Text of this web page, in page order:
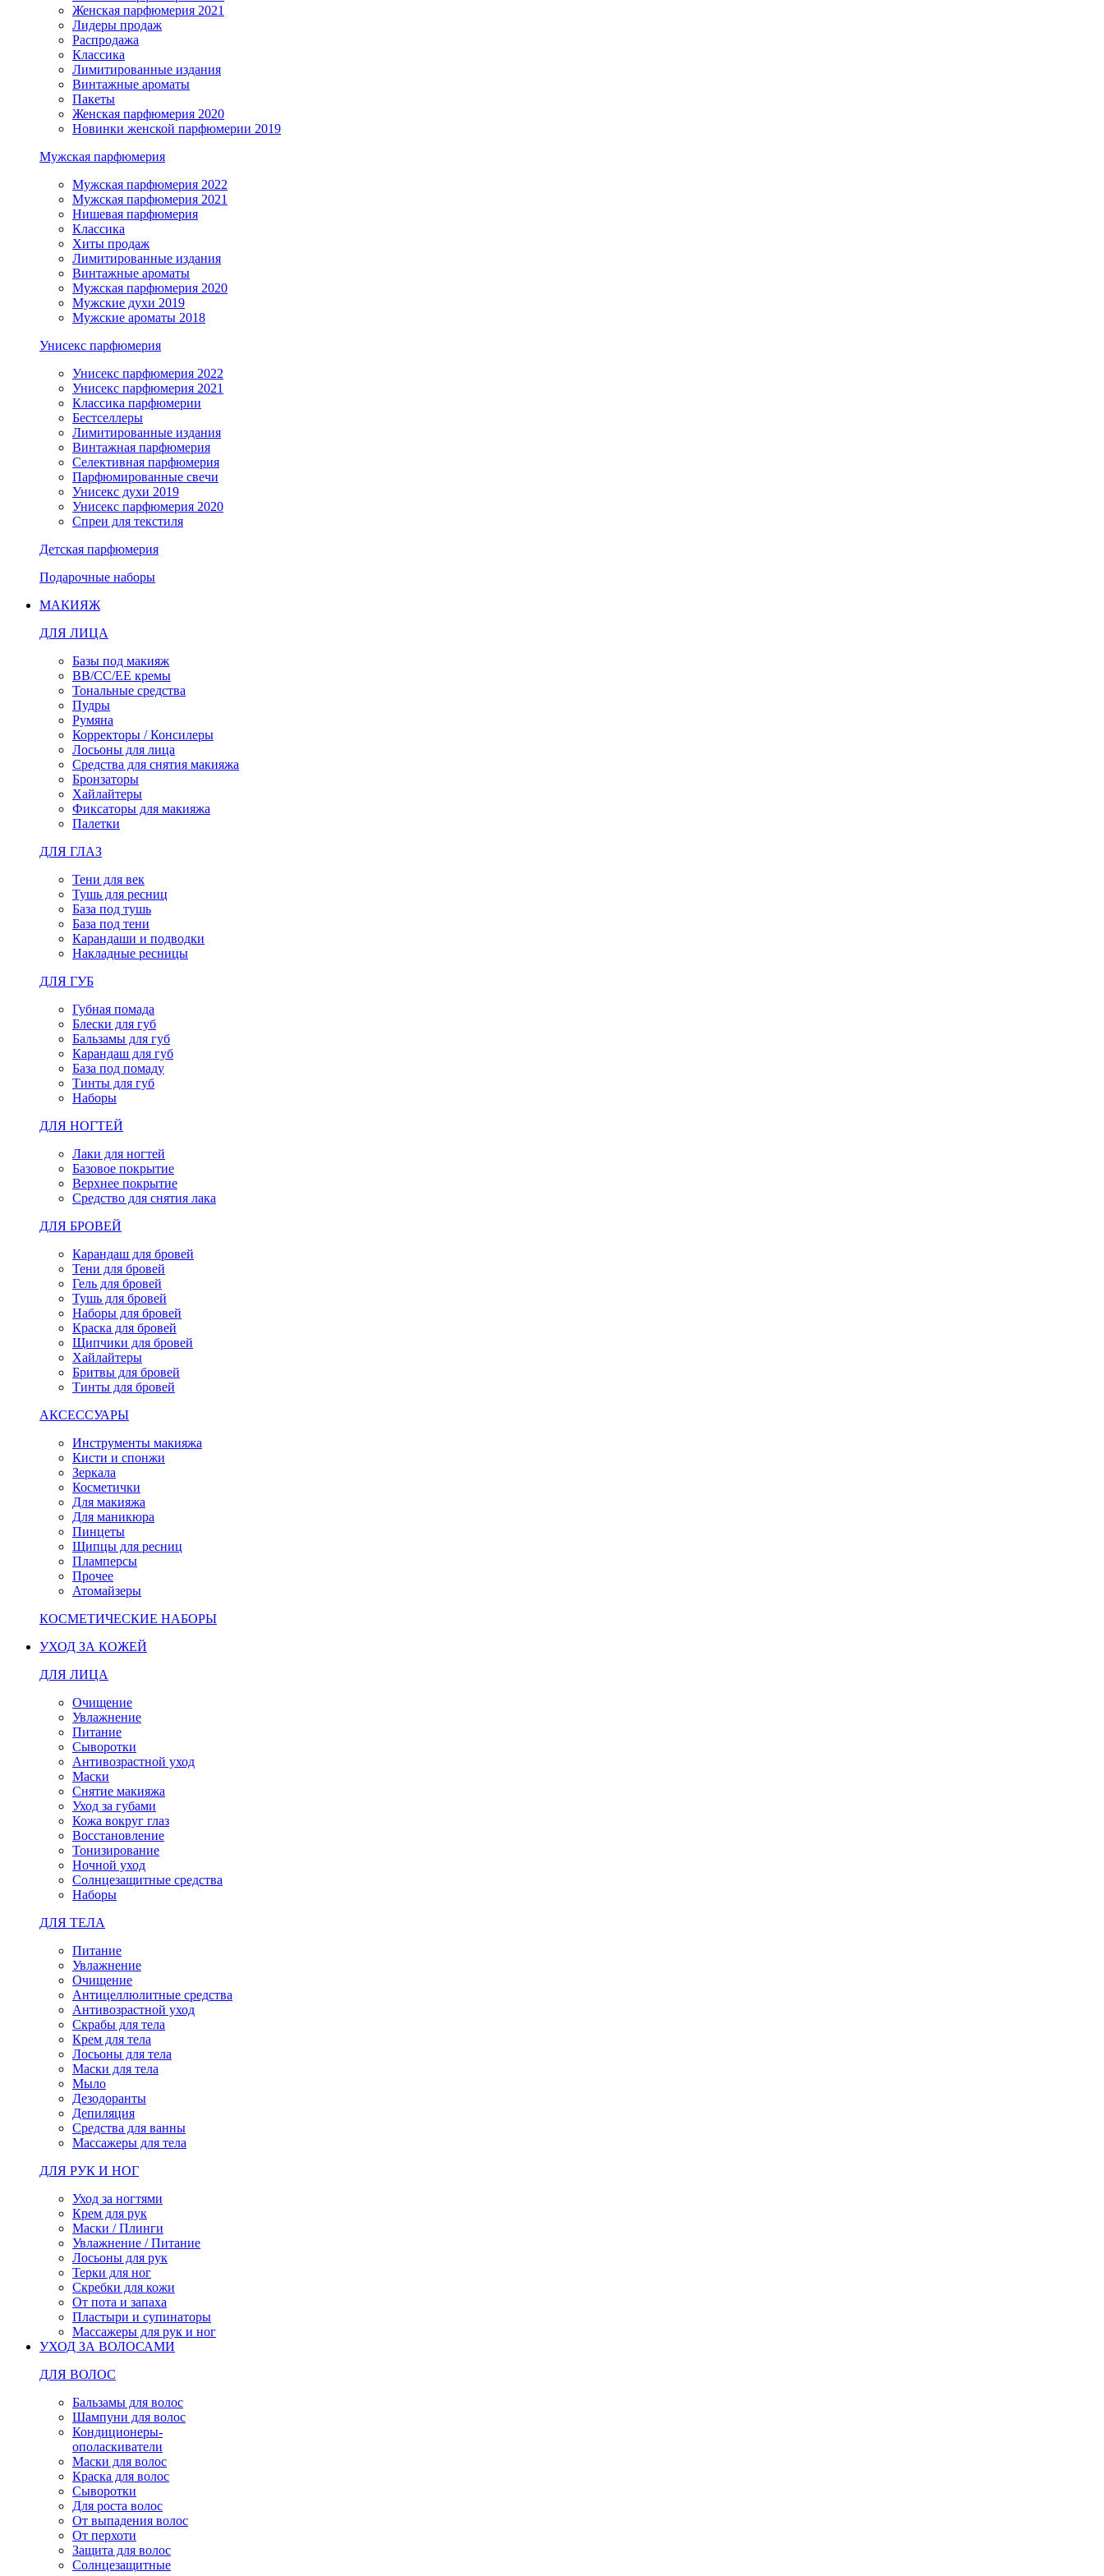
Женская парфюмерия 2021
Лидеры продаж
Распродажа
Классика
Лимитированные издания
Винтажные ароматы
Пакеты
Женская парфюмерия 2020
Новинки женской парфюмерии 2019
Мужская парфюмерия
Мужская парфюмерия 2022
Мужская парфюмерия 2021
Нишевая парфюмерия
Классика
Хиты продаж
Лимитированные издания
Винтажные ароматы
Мужская парфюмерия 2020
Мужские духи 2019
Мужские ароматы 2018
Унисекс парфюмерия
Унисекс парфюмерия 2022
Унисекс парфюмерия 2021
Классика парфюмерии
Бестселлеры
Лимитированные издания
Винтажная парфюмерия
Селективная парфюмерия
Парфюмированные свечи
Унисекс духи 2019
Унисекс парфюмерия 2020
Спреи для текстиля
Детская парфюмерия
Подарочные наборы
МАКИЯЖ
ДЛЯ ЛИЦА
Базы под макияж
BB/CC/EE кремы
Тональные средства
Пудры
Румяна
Корректоры / Консилеры
Лосьоны для лица
Средства для снятия макияжа
Бронзаторы
Хайлайтеры
Фиксаторы для макияжа
Палетки
ДЛЯ ГЛАЗ
Тени для век
Тушь для ресниц
База под тушь
База под тени
Карандаши и подводки
Накладные ресницы
ДЛЯ ГУБ
Губная помада
Блески для губ
Бальзамы для губ
Карандаш для губ
База под помаду
Тинты для губ
Наборы
ДЛЯ НОГТЕЙ
Лаки для ногтей
Базовое покрытие
Верхнее покрытие
Средство для снятия лака
ДЛЯ БРОВЕЙ
Карандаш для бровей
Тени для бровей
Гель для бровей
Тушь для бровей
Наборы для бровей
Краска для бровей
Щипчики для бровей
Хайлайтеры
Бритвы для бровей
Тинты для бровей
АКСЕССУАРЫ
Инструменты макияжа
Кисти и спонжи
Зеркала
Косметички
Для макияжа
Для маникюра
Пинцеты
Щипцы для ресниц
Пламперсы
Прочее
Атомайзеры
КОСМЕТИЧЕСКИЕ НАБОРЫ
УХОД ЗА КОЖЕЙ
ДЛЯ ЛИЦА
Очищение
Увлажнение
Питание
Сыворотки
Антивозрастной уход
Маски
Снятие макияжа
Уход за губами
Кожа вокруг глаз
Восстановление
Тонизирование
Ночной уход
Солнцезащитные средства
Наборы
ДЛЯ ТЕЛА
Питание
Увлажнение
Очищение
Антицеллюлитные средства
Антивозрастной уход
Скрабы для тела
Крем для тела
Лосьоны для тела
Маски для тела
Мыло
Дезодоранты
Депиляция
Средства для ванны
Массажеры для тела
ДЛЯ РУК И НОГ
Уход за ногтями
Крем для рук
Маски / Плинги
Увлажнение / Питание
Лосьоны для рук
Терки для ног
Скребки для кожи
От пота и запаха
Пластыри и супинаторы
Массажеры для рук и ног
УХОД ЗА ВОЛОСАМИ
ДЛЯ ВОЛОС
Бальзамы для волос
Шампуни для волос
Кондиционеры-
ополаскиватели
Маски для волос
Краска для волос
Сыворотки
Для роста волос
От выпадения волос
От перхоти
Защита для волос
Солнцезащитные